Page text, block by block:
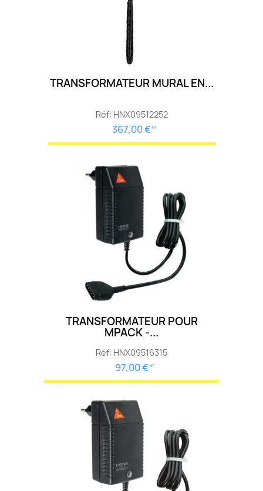
TRANSFORMATEUR MURAL EN...
Réf: HNX09512252
367,00 € HT
TRANSFORMATEUR POUR
MPACK -...
Réf: HNX09516315
97,00 € HT